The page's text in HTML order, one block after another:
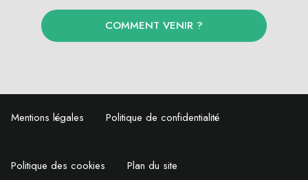
COMMENT VENIR ?
Mentions légales Politique de confidentialité
Politique des cookies Plan du site